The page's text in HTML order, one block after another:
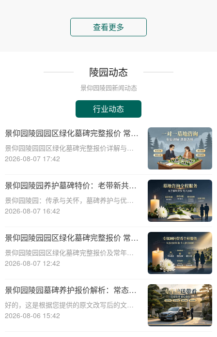
查看更多
陵园动态
景仰园陵园新闻动态
行业动态
景仰园陵园园区绿化墓碑完整报价 常年
养护不收取额外费用详解与优势分析
景仰园陵园园区绿化墓碑完整报价详解与优
势分析☎ 景仰园陵园电话:400-838-5063景
力于为家属提供高质量、个性化的墓碑选择
和园区绿化服务。本文将详细介绍景
2026-08-07 17:42
景仰园陵园养护墓碑特价：老带新共享
优惠，福利大放送！
景仰园陵园：传承与关怀，墓碑养护与优惠
活动深度解析☎ 景仰园陵园电话:400-838-
优质安息之地的品牌，始终将墓碑的养护工
作放在重要位置。我们深知，墓碑不
2026-08-07 16:42
景仰园陵园园区绿化墓碑完整报价 常年
养护不收取额外费用详解
景仰园陵园园区绿化墓碑完整报价及常年养
护服务详解☎ 景仰园陵园电话:400-838-
来越注重生态环保和人文关怀。景仰园陵园
作为一家专业的陵园服务提供商，致力
2026-08-07 12:42
景仰园陵园墓碑养护报价解析：常态化
保洁服务免费说明
好的，这是根据您提供的原文改写后的文章
内容：☎ 景仰园陵园电话:400-838-5063景
2026-08-06 15:42